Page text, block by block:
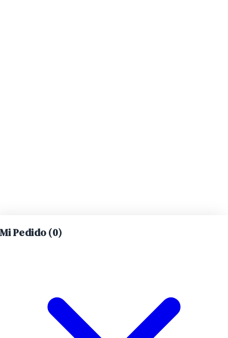
Mi Pedido (0)